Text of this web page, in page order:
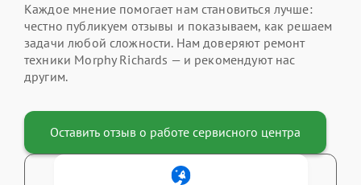
Каждое мнение помогает нам становиться лучше:
честно публикуем отзывы и показываем, как решаем
задачи любой сложности. Нам доверяют ремонт
техники Morphy Richards — и рекомендуют нас
другим.
Оставить отзыв о работе сервисного центра